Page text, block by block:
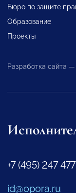
Бюро по защите
Образование
Проекты
Разработка сайта —
+7 (495) 247
id@opora.ru